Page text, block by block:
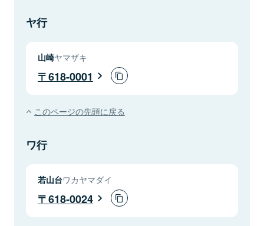
ヤ行
山崎ヤマザキ
618-0001
このページの先頭に戻る
ワ行
若山台ワカヤマダイ
618-0024